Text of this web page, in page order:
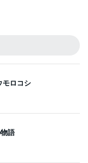
モロコシ
語